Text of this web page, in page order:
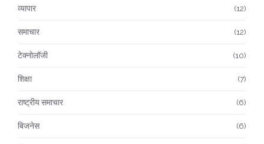
व्यापार (12)
समाचार (12)
टेक्नोलॉजी (10)
शिक्षा (7)
राष्ट्रीय समाचार (6)
बिजनेस (6)